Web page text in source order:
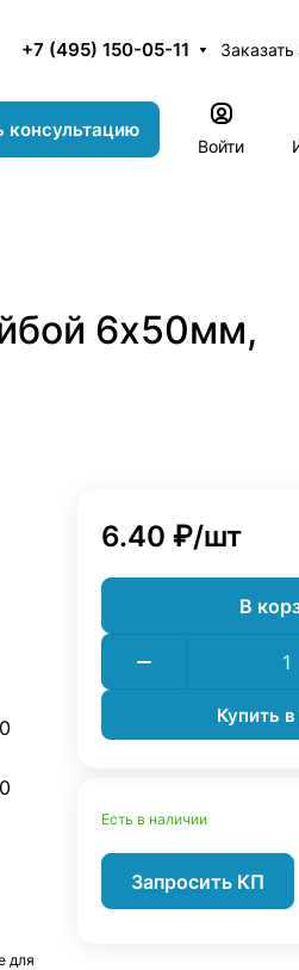
+7 (495) 150-05-11 Заказать
консультацию
Войти
6х50мм,
для
6.40 ₽/шт
В
Купить в
Есть в наличии
Запросить КП